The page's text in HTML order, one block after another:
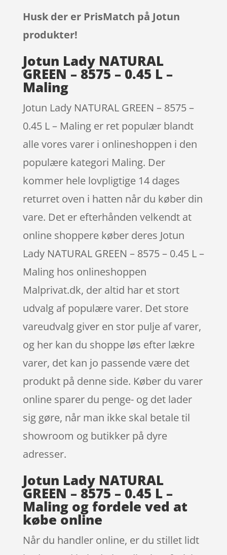
Husk der er PrisMatch på Jotun
produkter!
Jotun Lady NATURAL
GREEN – 8575 – 0.45 L –
Maling
Jotun Lady NATURAL GREEN – 8575 –
0.45 L – Maling er ret populær blandt
alle vores varer i onlineshoppen i den
populære kategori Maling. Der
kommer hele lovpligtige 14 dages
returret oven i hatten når du køber din
vare. Det er efterhånden velkendt at
online shoppere køber deres Jotun
Lady NATURAL GREEN – 8575 – 0.45 L –
Maling hos onlineshoppen
Malprivat.dk, der altid har et stort
udvalg af populære varer. Det store
vareudvalg giver en stor pulje af varer,
og her kan du shoppe løs efter lækre
varer, det kan jo passende være det
produkt på denne side. Køber du varer
online sparer du penge- og det lader
sig gøre, når man ikke skal betale til
showroom og butikker på dyre
adresser.
Jotun Lady NATURAL
GREEN – 8575 – 0.45 L –
Maling og fordele ved at
købe online
Når du handler online, er du stillet lidt